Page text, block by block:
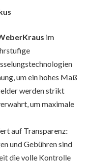
im
um ein hohes Maß
werden strikt
um maximale
auf Transparenz:
und Gebühren sind
die volle Kontrolle